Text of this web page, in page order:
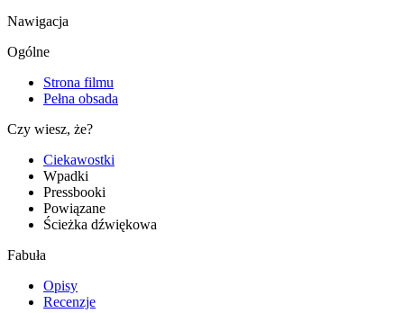
Nawigacja
Ogólne
Strona filmu
Pełna obsada
Czy wiesz, że?
Ciekawostki
Wpadki
Pressbooki
Powiązane
Ścieżka dźwiękowa
Fabuła
Opisy
Recenzje